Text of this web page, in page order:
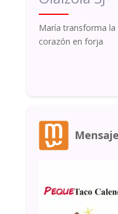
María transforma la
corazón en forja